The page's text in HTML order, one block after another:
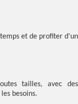
et de profiter d'un
tailles, avec des
besoins.